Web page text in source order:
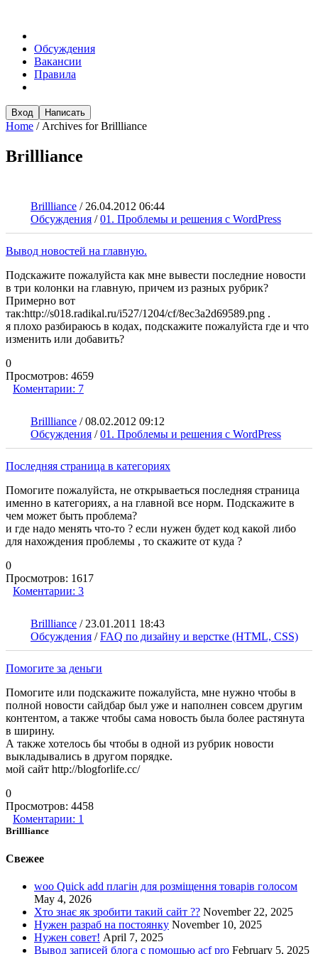
Обсуждения
Вакансии
Правила
Вход Написать
Home / Archives for Brillliance
Brillliance
Brillliance / 26.04.2012 06:44
Обсуждения /01. Проблемы и решения с WordPress
Вывод новостей на главную.
Подскажите пожалуйста как мне вывести последние новости
в три колонки на главную, причем из разных рубрик?
Примерно вот
так:http://s018.radikal.ru/i527/1204/cf/8ec3a2d69589.png .
я плохо разбираюсь в кодах, подскажите пожалуйста где и что
изменить или добавить?
0
Просмотров: 4659
Коментарии: 7
Brillliance /08.02.2012 09:12
Обсуждения /01. Проблемы и решения с WordPress
Последняя страница в категориях
Помогите пожалуйста, не открываеться последняя страница
именно в категориях, а на главной все норм. Подскажите в
чем может быть проблема?
и где надо менять что-то ? если нужен будет код какой либо
для нахождения проблемы , то скажите от куда ?
0
Просмотров: 1617
Коментарии: 3
Brillliance / 23.01.2011 18:43
Обсуждения /FAQ по дизайну и верстке (HTML, CSS)
Помогите за деньги
Помогите или подскажите пожалуйста, мне нужно чтобы в
полной новости сайдбар был уже и наполнен совсем другим
контентом, а также чтобы сама новость была более растянута
в ширину.
А также хотелось бы чтобы в одной из рубрик новости
выкладывались в другом порядке.
мой сайт http://blogforlife.cc/
0
Просмотров: 4458
Коментарии: 1
Brillliance
Свежее
woo Quick add плагін для розміщення товарів голосом
May 4, 2026
Хто знає як зробити такий сайт ?? November 22, 2025
Нужен разраб на постоянку November 10, 2025
Нужен совет! April 7, 2025
Вывод записей блога с помощью acf pro February 5, 2025